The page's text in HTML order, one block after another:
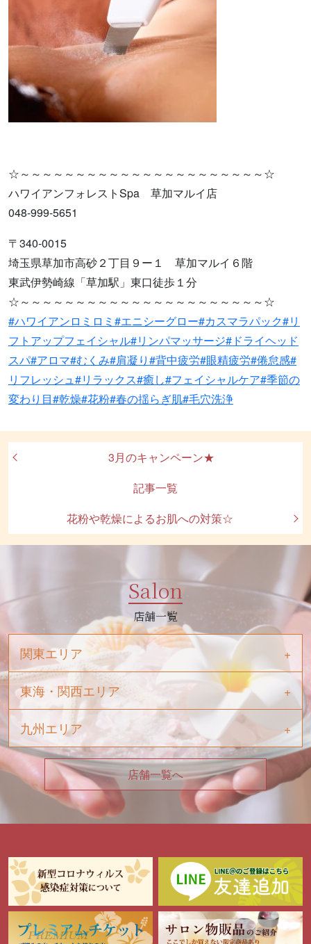
☆～～～～～～～～～～～～～～～～～～～～～～☆
ハワイアンフォレストSpa 草加マルイ店
048-999-5651
〒340-0015
埼玉県草加市高砂２丁目９ー１ 草加マルイ６階
東武伊勢崎線「草加駅」東口徒歩１分
☆～～～～～～～～～～～～～～～～～～～～～～☆
#ハワイアンロミロミ #エニシーグロー#カスマラパック#リ
フトアップフェイシャル#リンパマッサージ#ドライヘッド
スパ#アロマ#むくみ#肩凝り#背中疲労#眼精疲労#倦怠感#
リフレッシュ#リラックス#癒し#フェイシャルケア#季節の
変わり目#乾燥#花粉#春の揺らぎ肌#毛穴洗浄
3月のキャンペーン★
記事一覧
花粉や乾燥によるお肌への対策☆
Salon
店舗一覧
関東エリア
東海・関西エリア
九州エリア
店舗一覧へ